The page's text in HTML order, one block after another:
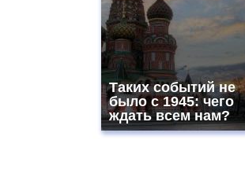
Таких событий не
было с 1945: чего
ждать всем нам?